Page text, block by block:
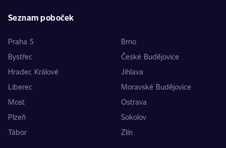
Seznam poboček
Praha 5
Brno
Bystřec
České Budějovice
Hradec Králové
Jihlava
Liberec
Moravské Budějovice
Most
Ostrava
Plzeň
Sokolov
Tábor
Zlín